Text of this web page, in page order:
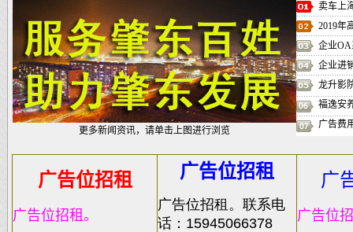
更多新闻资讯，请单击上图进行浏览
卖车上
2019年
企业OA
企业进
龙升影
福逸安
广告费
广告位招租
广告位招租。
广告位招租
广告位招租。联系电
话：15945066378
广
广告位